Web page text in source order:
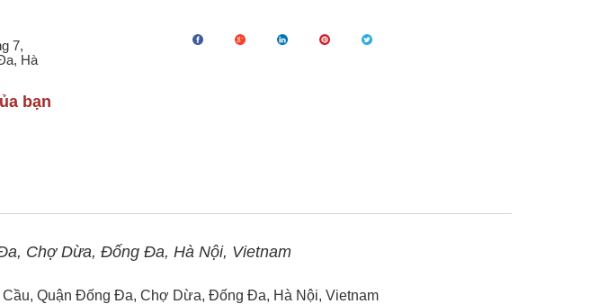
7,
Hà
bạn
Chợ Dừa, Đống Đa, Hà Nội, Vietnam
Cầu, Quận Đống Đa, Chợ Dừa, Đống Đa, Hà Nội, Vietnam